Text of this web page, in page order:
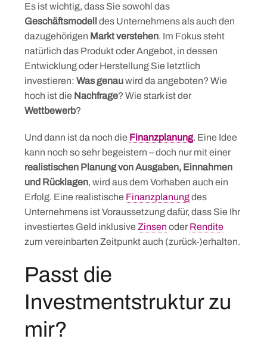
Es ist wichtig, dass Sie sowohl das
Geschäftsmodell
des Unternehmens als auch den
dazugehörigen Markt verstehen. Im Fokus steht
natürlich das Produkt oder Angebot, in dessen
Entwicklung oder Herstellung Sie letztlich
investieren: Was genauwird da angeboten? Wie
hoch ist die Nachfrage? Wie stark ist der
Wettbewerb?
Und dann ist da noch die Finanzplanung. Eine Idee
kann noch so sehr begeistern – doch nur mit einer
realistischen Planung von Ausgaben, Einnahmen
und Rücklagen, wird aus dem Vorhaben auch ein
Erfolg. Eine realistische Finanzplanungdes
Unternehmens ist Voraussetzung dafür, dass Sie Ihr
investiertes Geld inklusive Zinsen oder Rendite
zum vereinbarten Zeitpunkt auch (zurück-)erhalten.
Passt die
Investmentstruktur zu
mir?